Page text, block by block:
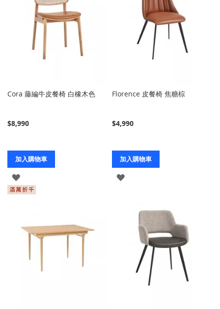
Cora 藤編牛皮餐椅 白橡木色
$8,990
加入購物車
登
入
Florence 皮餐椅 焦糖棕
$4,990
加入購物車
登